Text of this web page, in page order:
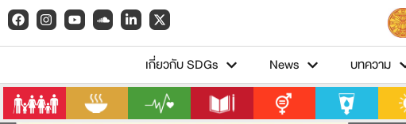
เกี่ยวกับ SDGs News บทความ